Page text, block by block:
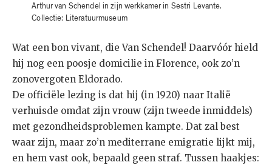
Arthur van Schendel in zijn werkkamer in Sestri Levante.
Collectie: Literatuurmuseum
Wat een bon vivant, die Van Schendel! Daarvóór hield
hij nog een poosje domicilie in Florence, ook zo’n
zonovergoten Eldorado.
De officiële lezing is dat hij (in 1920) naar Italië
verhuisde omdat zijn vrouw (zijn tweede inmiddels)
met gezondheidsproblemen kampte. Dat zal best
waar zijn, maar zo’n mediterrane emigratie lijkt mij,
en hem vast ook, bepaald geen straf. Tussen haakjes: